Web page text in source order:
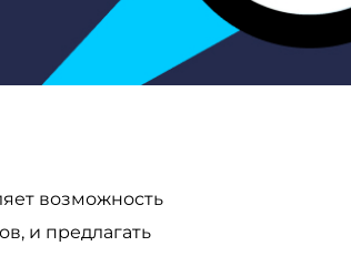
возможность
и предлагать